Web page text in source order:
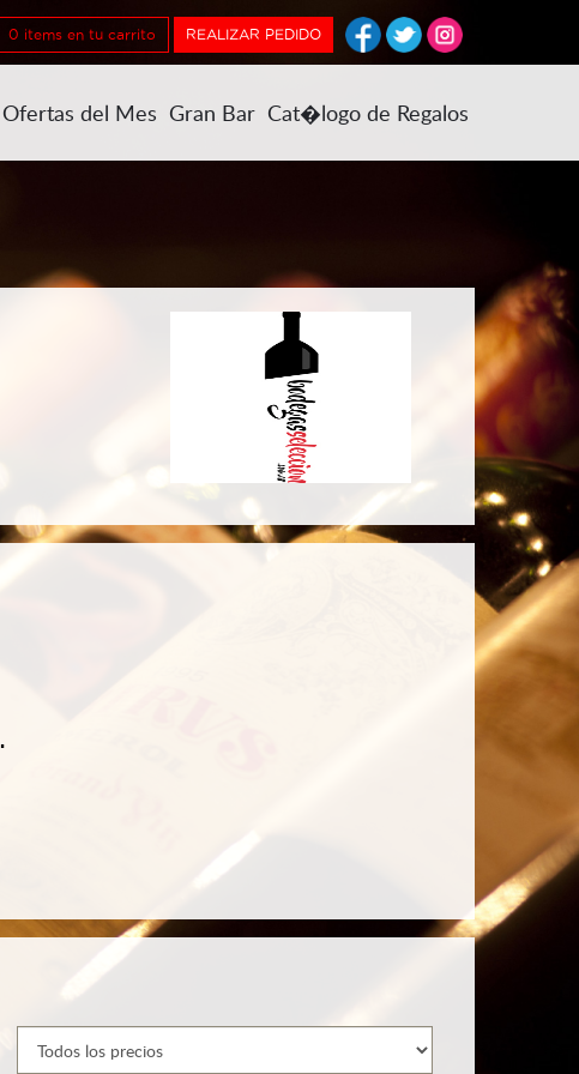
0 items en tu carrito REALIZAR PEDIDO
Ofertas del Mes Gran Bar Cat�logo de Regalos